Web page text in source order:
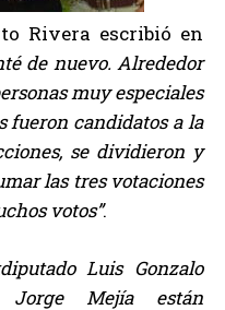
Rivera escribió en
de nuevo. Alrededor
muy especiales
fueron candidatos a la
se dividieron y
las tres votaciones
votos”.
Luis Gonzalo
Jorge Mejía están